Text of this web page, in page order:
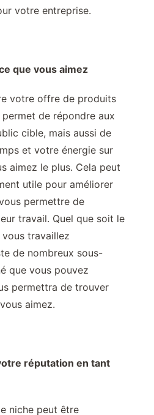
votre entreprise.
que vous aimez
votre offre de produits
de répondre aux
cible, mais aussi de
et votre énergie sur
aimez le plus. Cela peut
utile pour améliorer
permettre de
travail. Quel que soit le
travaillez
de nombreux sous-
que vous pouvez
permettra de trouver
aimez.
réputation en tant
niche peut être